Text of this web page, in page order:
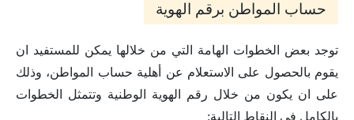
حساب المواطن برقم الهوية
توجد بعض الخطوات الهامة التي من خلالها يمكن للمستفيد ان
يقوم بالحصول على الاستعلام عن أهلية حساب المواطن، وذلك
على ان يكون من خلال رقم الهوية الوطنية وتتمثل الخطوات
بالكامل في النقاط التالية: